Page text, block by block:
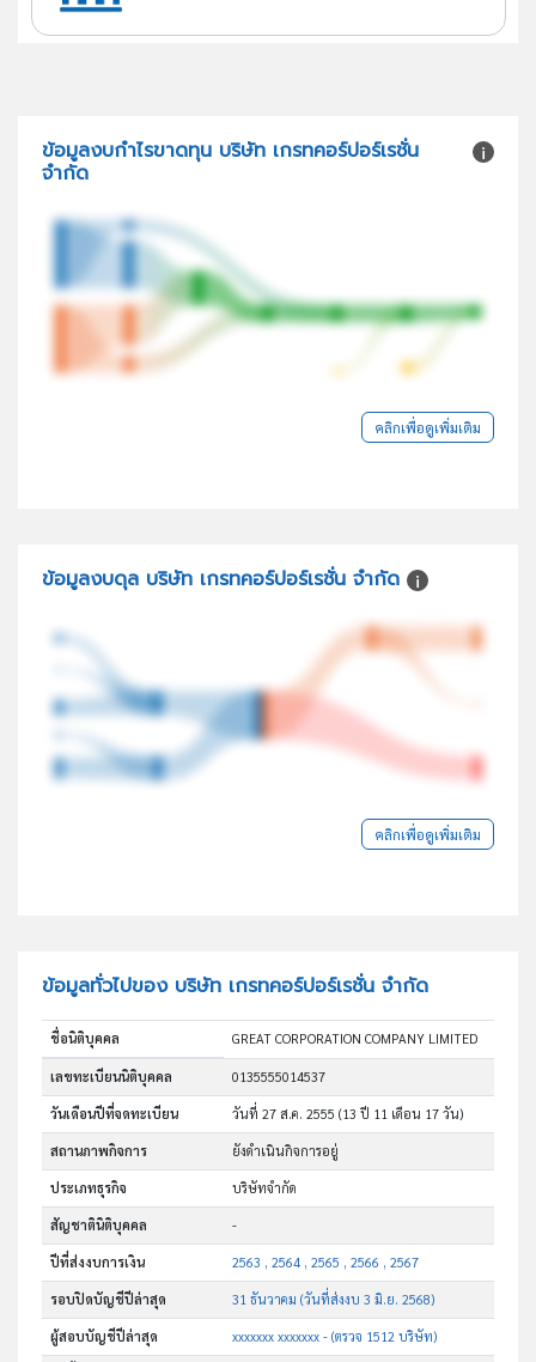
ข้อมูลงบกำไรขาดทุน บริษัท เกรทคอร์ปอร์เรชั่น
จำกัด
คลิกเพื่อดูเพิ่มเติม
ข้อมูลงบดุล บริษัท เกรทคอร์ปอร์เรชั่น จำกัด
คลิกเพื่อดูเพิ่มเติม
ข้อมูลทั่วไปของ บริษัท เกรทคอร์ปอร์เรชั่น จำกัด
ชื่อนิติบุคคล GREAT CORPORATION COMPANY LIMITED
เลขทะเบียนนิติบุคคล 0135555014537
วันเดือนปีที่จดทะเบียน วันที่ 27 ส.ค. 2555(13 ปี 11 เดือน 17 วัน)
สถานภาพกิจการ ยังดำเนินกิจการอยู่
ประเภทธุรกิจ บริษัทจำกัด
สัญชาตินิติบุคคล -
ปีที่ส่งงบการเงิน 2563 , 2564 , 2565 , 2566 , 2567
รอบปิดบัญชีปีล่าสุด 31 ธันวาคม (วันที่ส่งงบ 3 มิ.ย. 2568)
ผู้สอบบัญชีปีล่าสุด xxxxxxx xxxxxxx - (ตรวจ 1512 บริษัท)